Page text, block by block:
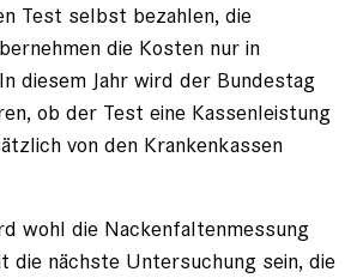
Test selbst bezahlen, die
die Kos­ten nur in
diesem Jahr wird der Bundestag
ob der Test eine Kassen­leis­tung
von den Krankenkassen
wohl die ­Nackenfaltenmessung
die nächste Untersuchung sein, die